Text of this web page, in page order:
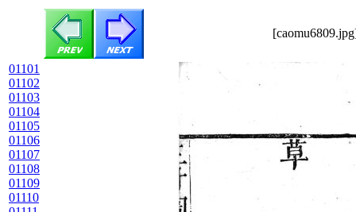
01101
01102
01103
01104
01105
01106
01107
01108
01109
01110